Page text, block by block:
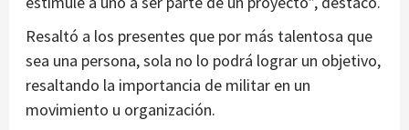
Resaltó a los presentes que por más talentosa que
sea una persona, sola no lo podrá lograr un objetivo,
resaltando la importancia de militar en un
movimiento u organización.